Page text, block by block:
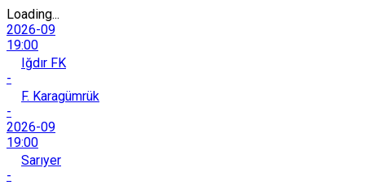
Loading...
2026-09
19:00
Iğdır FK
-
F. Karagümrük
-
2026-09
19:00
Sarıyer
-